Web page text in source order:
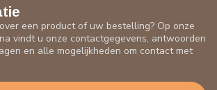
een product of uw bestelling? Op onze
vindt u onze contactgegevens, antwoorden
en alle mogelijkheden om contact met